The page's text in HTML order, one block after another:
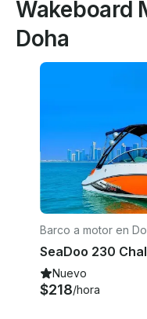
Wakeboard
Doha
Barco a motor en
Nuevo
$218/hora